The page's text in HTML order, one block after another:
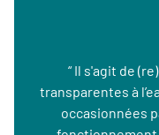
“ Il s'agit de
transparentes à
occasionnées